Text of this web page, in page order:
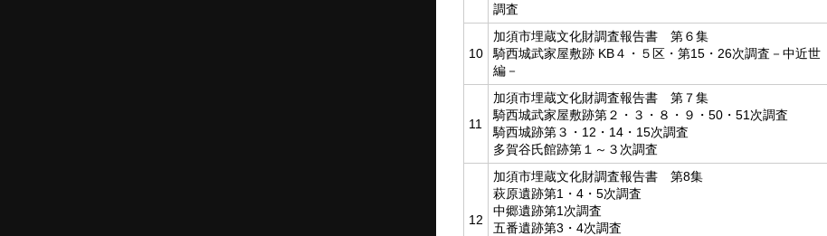
調査
10
加須市埋蔵文化財調査報告書 第６集
騎西城武家屋敷跡 KB４・５区・第15・26次調査－中近世
編－
11
加須市埋蔵文化財調査報告書 第７集
騎西城武家屋敷跡第２・３・８・９・50・51次調査
騎西城跡第３・12・14・15次調査
多賀谷氏館跡第１～３次調査
12
加須市埋蔵文化財調査報告書 第8集
萩原遺跡第1・4・5次調査
中郷遺跡第1次調査
五番遺跡第3・4次調査